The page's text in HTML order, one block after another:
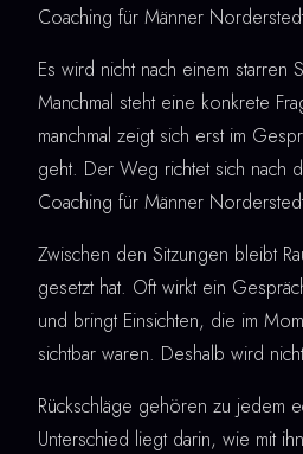
Coaching für Männer
Es wird nicht nach einem starren
Manchmal steht eine konkrete
manchmal zeigt sich erst im
geht. Der Weg richtet sich nach
Coaching für Männer
Zwischen den Sitzungen bleibt
gesetzt hat. Oft wirkt ein
und bringt Einsichten, die im
sichtbar waren. Deshalb wird
Rückschläge gehören zu jedem
Unterschied liegt darin, wie mit